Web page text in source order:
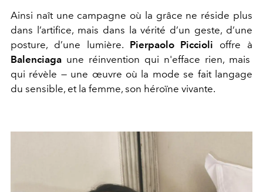
Ainsi naît une campagne où la grâce ne réside plus
dans l’artifice, mais dans la vérité d’un geste, d’une
posture, d’une lumière. Pierpaolo Piccioli offre à
Balenciaga une réinvention qui n'efface rien, mais
qui révèle — une œuvre où la mode se fait langage
du sensible, et la femme, son héroïne vivante.